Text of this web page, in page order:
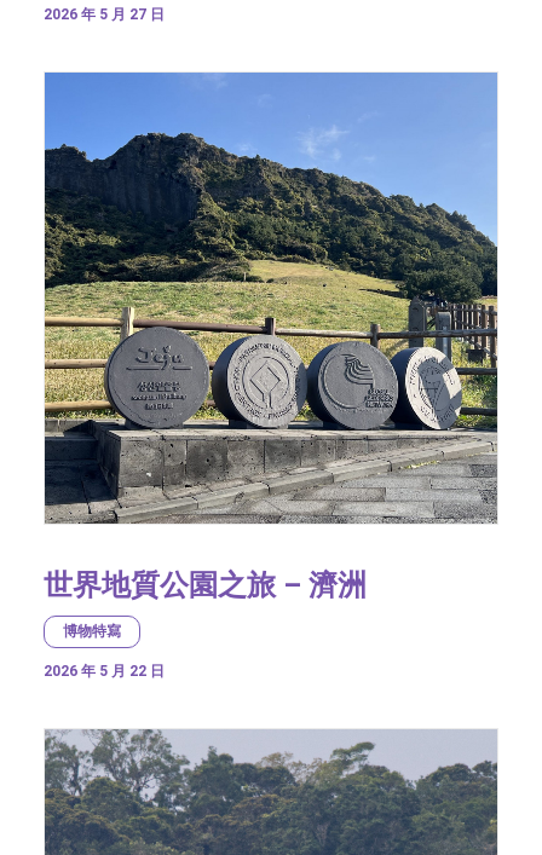
2026 年 5 月 27 日
世界地質公園之旅 – 濟洲
博物特寫
2026 年 5 月 22 日